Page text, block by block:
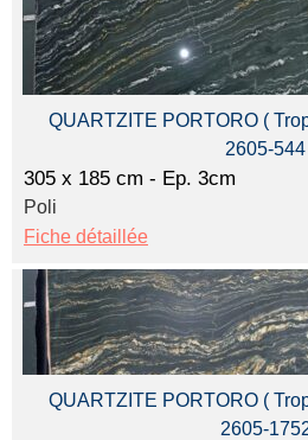
QUARTZITE PORTORO (
2605-544
305 x 185 cm - Ep. 3cm
Poli
Fiche détaillée
QUARTZITE PORTORO (
2605-